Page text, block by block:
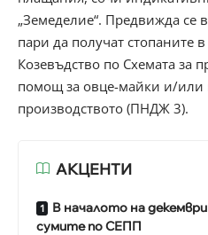
„Земеделие“. Предвижда се
пари да получат стопаните
Козевъдство по Схемата за
помощ за овце-майки и/или
производството (ПНДЖ 3).
АКЦЕНТИ
В началото на
сумите по СЕПП